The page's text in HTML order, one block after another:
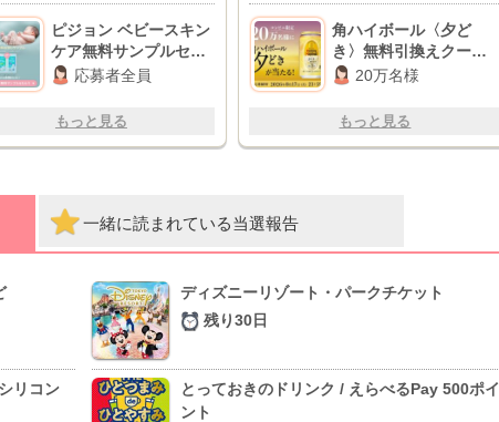
ピジョン ベビースキン
ケア無料サンプルセッ
ト 応募者全員
もっと見る
角ハイボール〈夕ど
き〉無料引換えクーポ
ン 20万名様
もっと見る
一緒に読まれている当選報告
ディズニーリゾート・パークチケット
残り30日
リコン
とっておきのドリンク / えらべるPay 500ポイ
ント